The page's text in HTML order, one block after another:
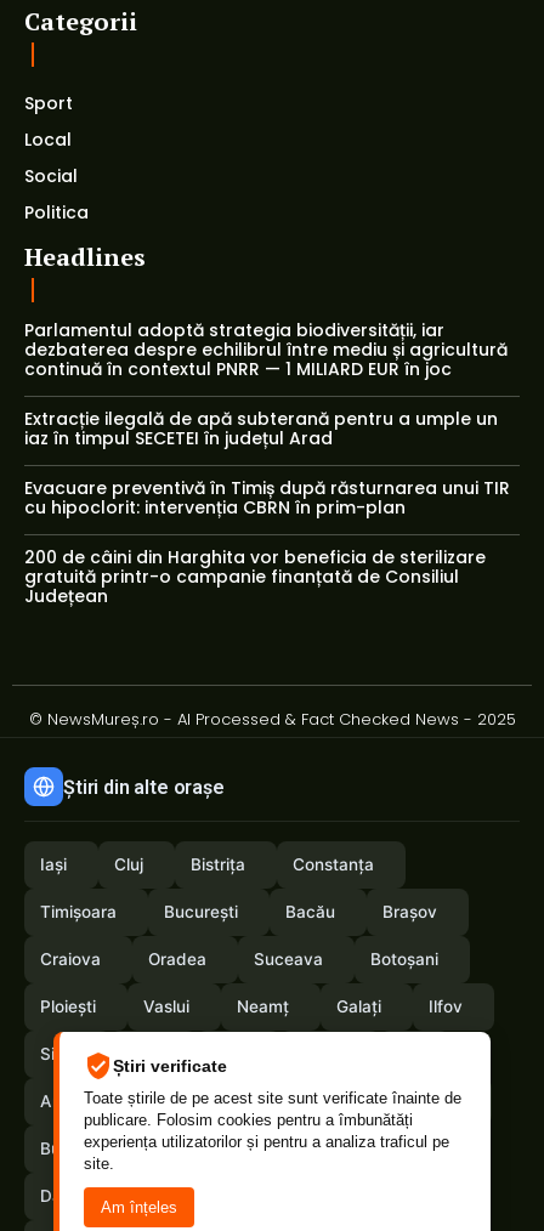
Știri verificate
Toate știrile de pe acest site sunt verificate înainte de
publicare. Folosim cookies pentru a îmbunătăți
experiența utilizatorilor și pentru a analiza traficul pe
site.
Am înțeles
Categorii
Sport
Local
Social
Politica
Headlines
Parlamentul adoptă strategia biodiversității, iar
dezbaterea despre echilibrul între mediu și agricultură
continuă în contextul PNRR — 1 MILIARD EUR în joc
Extracție ilegală de apă subterană pentru a umple un
iaz în timpul SECETEI în județul Arad
Evacuare preventivă în Timiș după răsturnarea unui TIR
cu hipoclorit: intervenția CBRN în prim-plan
200 de câini din Harghita vor beneficia de sterilizare
gratuită printr-o campanie finanțată de Consiliul
Județean
© NewsMureș.ro - AI Processed & Fact Checked News - 2025
Știri din alte orașe
Iași Cluj Bistrița Constanța
Timișoara București Bacău Brașov
Craiova Oradea Suceava Botoșani
Ploiești Vaslui Neamț Galați Ilfov
Sibiu
Arges Maramures Vrancea Satumare
Buzau Braila Calarasi Caras-Severin
Dambovita Giurgiu